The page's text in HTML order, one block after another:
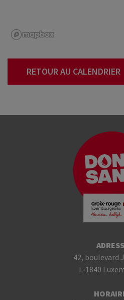
RETOUR AU CALENDRIER
42, boulevard
L-1840